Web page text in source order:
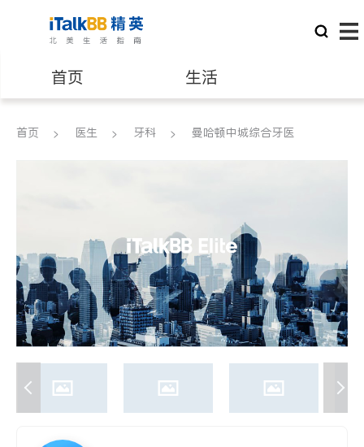
首页 生活
医生 律师
养老 非盈利组织
首页 医生 牙科 曼哈顿中城综合牙医